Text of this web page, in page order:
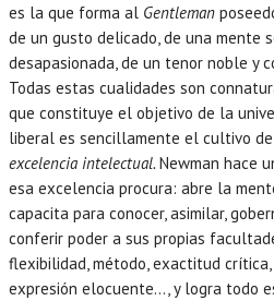
es la que forma al Gentleman
de un gusto delicado, de una mente
desapasionada, de un tenor noble y
Todas estas cualidades son
que constituye el objetivo de la
liberal es sencillamente el cultivo
excelencia intelectual.Newman hace
esa excelencia procura: abre la
capacita para conocer, asimilar,
conferir poder a sus propias
flexibilidad, método, exactitud crítica,
expresión elocuente…, y logra todo